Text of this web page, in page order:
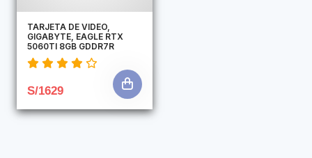
TARJETA DE VIDEO,
GIGABYTE, EAGLE RTX
5060TI 8GB GDDR7R
S/1629